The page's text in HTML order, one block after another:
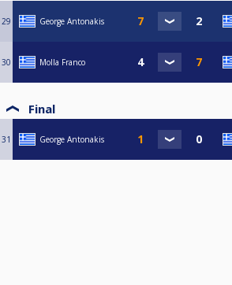
29 George Antonakis
30 Molla Franco
Final
31 George Antonakis